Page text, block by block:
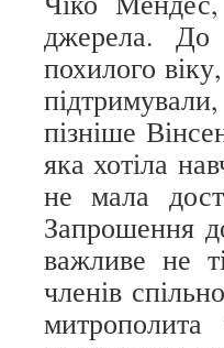
джерела. До
похилого
пізніше
яка хотіла
не мала
Запрошення
важливе не
членів